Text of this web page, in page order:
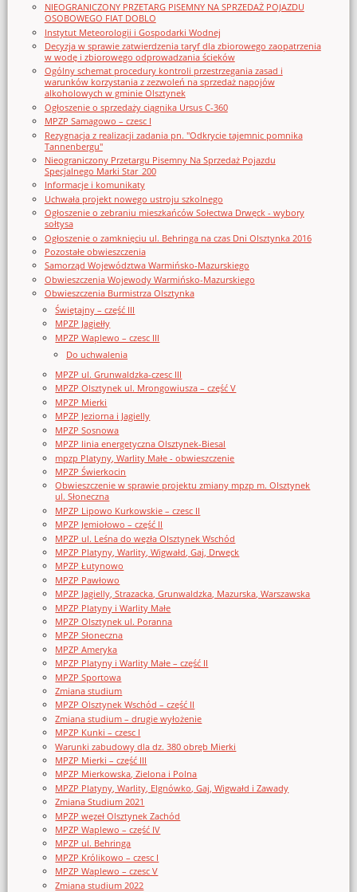
NIEOGRANICZONY PRZETARG PISEMNY NA SPRZEDAŻ POJAZDU
OSOBOWEGO FIAT DOBLO
Instytut Meteorologii i Gospodarki Wodnej
Decyzja w sprawie zatwierdzenia taryf dla zbiorowego zaopatrzenia
w wodę i zbiorowego odprowadzania ścieków
Ogólny schemat procedury kontroli przestrzegania zasad i
warunków korzystania z zezwoleń na sprzedaż napojów
alkoholowych w gminie Olsztynek
Ogłoszenie o sprzedaży ciągnika Ursus C-360
MPZP Samagowo – czesc I
Rezygnacja z realizacji zadania pn. "Odkrycie tajemnic pomnika
Tannenbergu"
Nieograniczony Przetargu Pisemny Na Sprzedaż Pojazdu
Specjalnego Marki Star_200
Informacje i komunikaty
Uchwała projekt nowego ustroju szkolnego
Ogłoszenie o zebraniu mieszkańców Sołectwa Drwęck - wybory
sołtysa
Ogłoszenie o zamknięciu ul. Behringa na czas Dni Olsztynka 2016
Pozostałe obwieszczenia
Samorząd Województwa Warmińsko-Mazurskiego
Obwieszczenia Wojewody Warmińsko-Mazurskiego
Obwieszczenia Burmistrza Olsztynka
Świętajny – część III
MPZP Jagiełły
MPZP Waplewo – czesc III
Do uchwalenia
MPZP ul. Grunwaldzka-czesc III
MPZP Olsztynek ul. Mrongowiusza – część V
MPZP Mierki
MPZP Jeziorna i Jagielly
MPZP Sosnowa
MPZP linia energetyczna Olsztynek-Biesal
mpzp Platyny, Warlity Małe - obwieszczenie
MPZP Świerkocin
Obwieszczenie w sprawie projektu zmiany mpzp m. Olsztynek
ul. Słoneczna
MPZP Lipowo Kurkowskie – czesc II
MPZP Jemiołowo – część II
MPZP ul. Leśna do węzła Olsztynek Wschód
MPZP Platyny, Warlity, Wigwałd, Gaj, Drwęck
MPZP Łutynowo
MPZP Pawłowo
MPZP Jagielly, Strazacka, Grunwaldzka, Mazurska, Warszawska
MPZP Platyny i Warlity Małe
MPZP Olsztynek ul. Poranna
MPZP Słoneczna
MPZP Ameryka
MPZP Platyny i Warlity Małe – część II
MPZP Sportowa
Zmiana studium
MPZP Olsztynek Wschód – część II
Zmiana studium – drugie wyłożenie
MPZP Kunki – czesc I
Warunki zabudowy dla dz. 380 obręb Mierki
MPZP Mierki – część III
MPZP Mierkowska, Zielona i Polna
MPZP Platyny, Warlity, Elgnówko, Gaj, Wigwałd i Zawady
Zmiana Studium 2021
MPZP węzeł Olsztynek Zachód
MPZP Waplewo – część IV
MPZP ul. Behringa
MPZP Królikowo – czesc I
MPZP Waplewo – czesc V
Zmiana studium 2022